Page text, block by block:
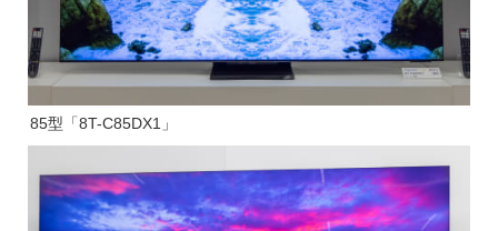
85型「8T-C85DX1」